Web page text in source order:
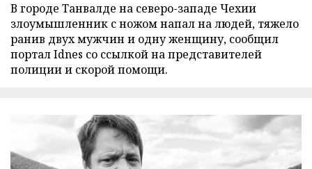
В городе Танвалде на северо-западе Чехии
злоумышленник с ножом напал на людей, тяжело
ранив двух мужчин и одну женщину, сообщил
портал Idnes со ссылкой на представителей
полиции и скорой помощи.